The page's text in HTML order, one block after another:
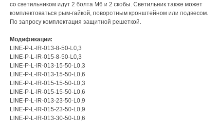
со светильником идут 2 болта М6 и 2 скобы. Светильник также может
комплектоваться рым-гайкой, поворотным кронштейном или подвесом.
По запросу комплектация защитной решеткой.
Модификации:
LINE-P-L-IR-013-8-50-L0,3
LINE-P-L-IR-015-8-50-L0,3
LINE-P-L-IR-013-15-50-L0,3
LINE-P-L-IR-013-15-50-L0,6
LINE-P-L-IR-015-15-50-L0,3
LINE-P-L-IR-015-15-50-L0,6
LINE-P-L-IR-013-23-50-L0,9
LINE-P-L-IR-015-23-50-L0,9
LINE-P-L-IR-013-30-50-L0,6